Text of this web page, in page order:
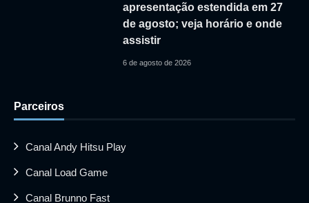
apresentação estendida em 27
de agosto; veja horário e onde
assistir
6 de agosto de 2026
Parceiros
Canal Andy Hitsu Play
Canal Load Game
Canal Brunno Fast